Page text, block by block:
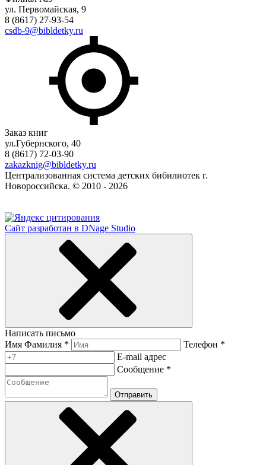
ул. Первомайская, 9
8 (8617) 27-93-54
csdb-9@bibldetky.ru
Заказ книг
ул.Губернского, 40
8 (8617) 72-03-90
zakazknig@bibldetky.ru
Централизованная система детских бибилиотек г.
Новороссийска. © 2010 - 2026
Сайт разработан в DNage Studio
Написать письмо
Имя Фамилия *
Телефон *
E-mail адрес
Сообщение *
Отправить